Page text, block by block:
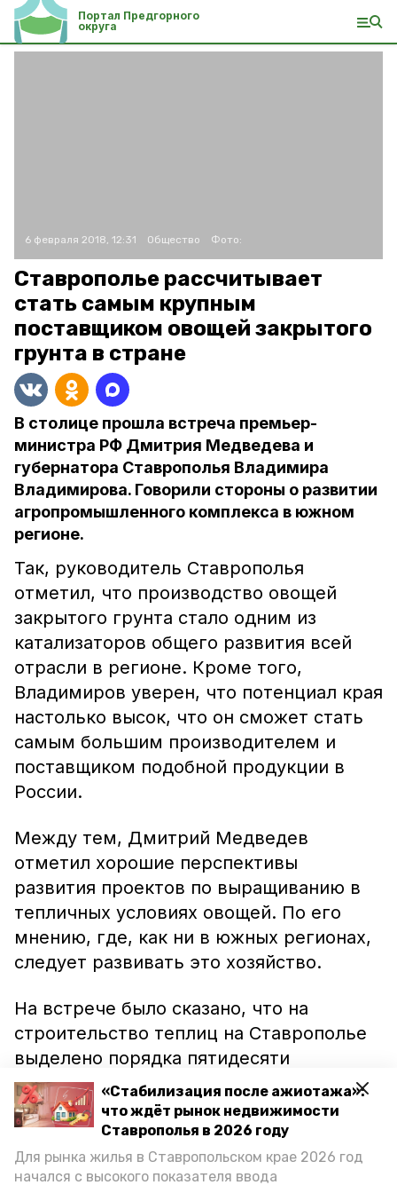
«Стабилизация после ажиотажа»:
что ждёт рынок недвижимости
Ставрополья в 2026 году
Для рынка жилья в Ставропольском крае 2026 год
начался с высокого показателя ввода
Портал Предгорного
округа
6 февраля 2018, 12:31 Общество Фото:
Ставрополье рассчитывает
стать самым крупным
поставщиком овощей закрытого
грунта в стране
В столице прошла встреча премьер-
министра РФ Дмитрия Медведева и
губернатора Ставрополья Владимира
Владимирова. Говорили стороны о развитии
агропромышленного комплекса в южном
регионе.
Так, руководитель Ставрополья
отметил, что производство овощей
закрытого грунта стало одним из
катализаторов общего развития всей
отрасли в регионе. Кроме того,
Владимиров уверен, что потенциал края
настолько высок, что он сможет стать
самым большим производителем и
поставщиком подобной продукции в
России.
Между тем, Дмитрий Медведев
отметил хорошие перспективы
развития проектов по выращиванию в
тепличных условиях овощей. По его
мнению, где, как ни в южных регионах,
следует развивать это хозяйство.
На встрече было сказано, что на
строительство теплиц на Ставрополье
выделено порядка пятидесяти
миллиардов рублей, все больше
инвесторов появляется в регионе.
Владимиров поблагодарил
федеральный центр за помощь в